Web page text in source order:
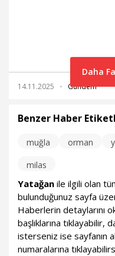
14.11.2025 Gündem
Daha
Benzer Haber
muğla orman
milas
Yatağan ile ilgili olan
bulunduğunuz sayfa
Haberlerin detaylarını
başlıklarına
isterseniz ise sayfanın
numaralarına